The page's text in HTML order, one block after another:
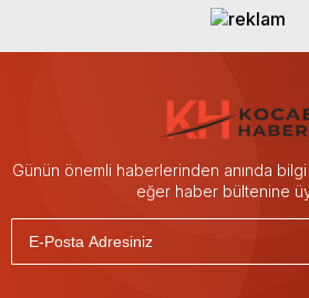
Günün önemli haberlerinden anında
eğer haber bültenine